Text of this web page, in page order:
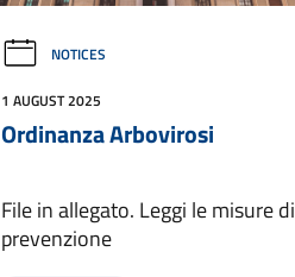
NOTICES
1 AUGUST 2025
Ordinanza Arbovirosi
File in allegato. Leggi le misure di
prevenzione